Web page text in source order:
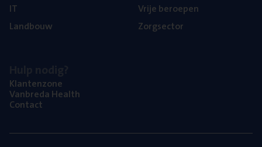
IT
Land­bouw
Vrije beroe­pen
Zorg­sec­tor
Klan­ten­zo­ne
Van­b­re­da Health
Con­tact